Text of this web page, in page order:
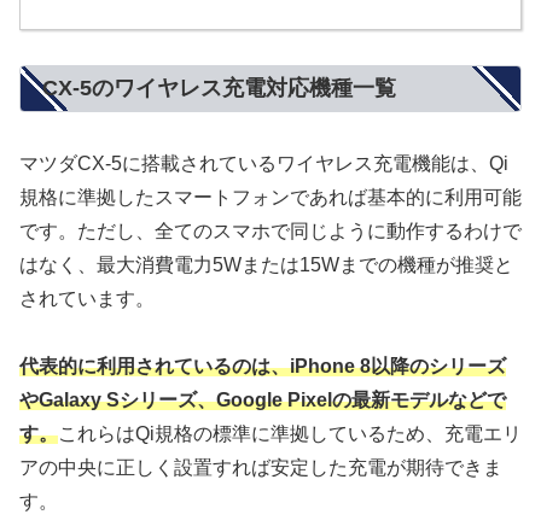
CX-5のワイヤレス充電対応機種一覧
マツダCX-5に搭載されているワイヤレス充電機能は、Qi
規格に準拠したスマートフォンであれば基本的に利用可能
です。ただし、全てのスマホで同じように動作するわけで
はなく、最大消費電力5Wまたは15Wまでの機種が推奨と
されています。
代表的に利用されているのは、iPhone 8以降のシリーズ
やGalaxy Sシリーズ、Google Pixelの最新モデルなどで
す。これらはQi規格の標準に準拠しているため、充電エリ
アの中央に正しく設置すれば安定した充電が期待できま
す。